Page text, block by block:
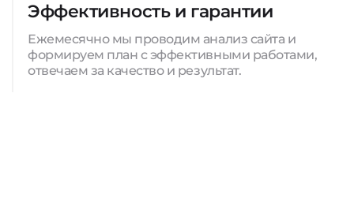
Эффективность и гарантии
Ежемесячно мы проводим анализ сайта и
формируем план с эффективными работами,
отвечаем за качество и результат.